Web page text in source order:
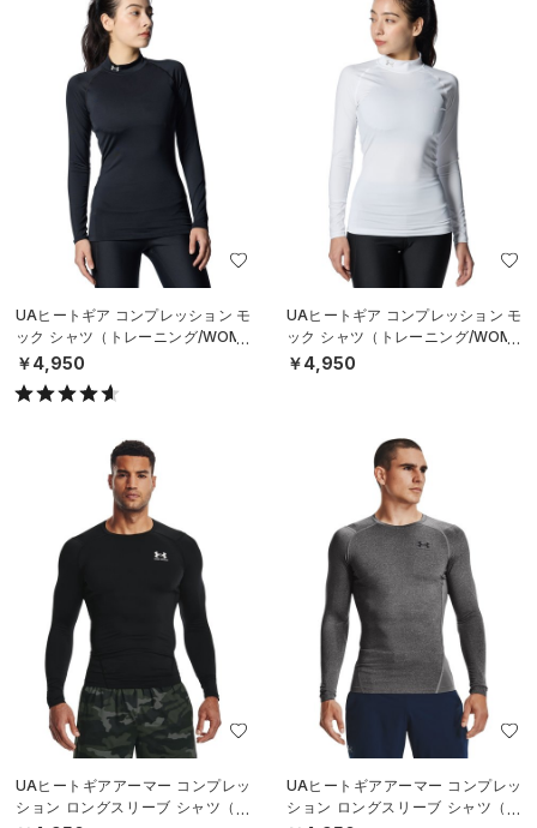
UAヒートギア コンプレッション モ
ック シャツ（トレーニング/WOME
N）
￥4,950
UAヒートギア コンプレッション モ
ック シャツ（トレーニング/WOME
N）
￥4,950
UAヒートギアアーマー コンプレッ
ション ロングスリーブ シャツ（ト
UAヒートギアアーマー コンプレッ
ション ロングスリーブ シャツ（ト